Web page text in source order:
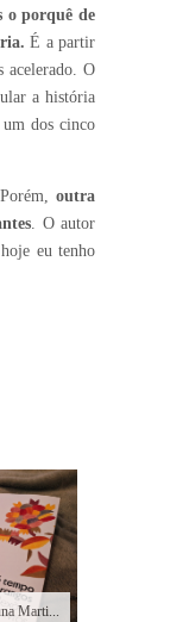
o porquê de
É a partir
acelerado. O
a história
dos cinco
outra
. O autor
eu tenho
Marti...